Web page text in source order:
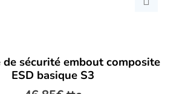
de sécurité embout composite
ESD basique S3